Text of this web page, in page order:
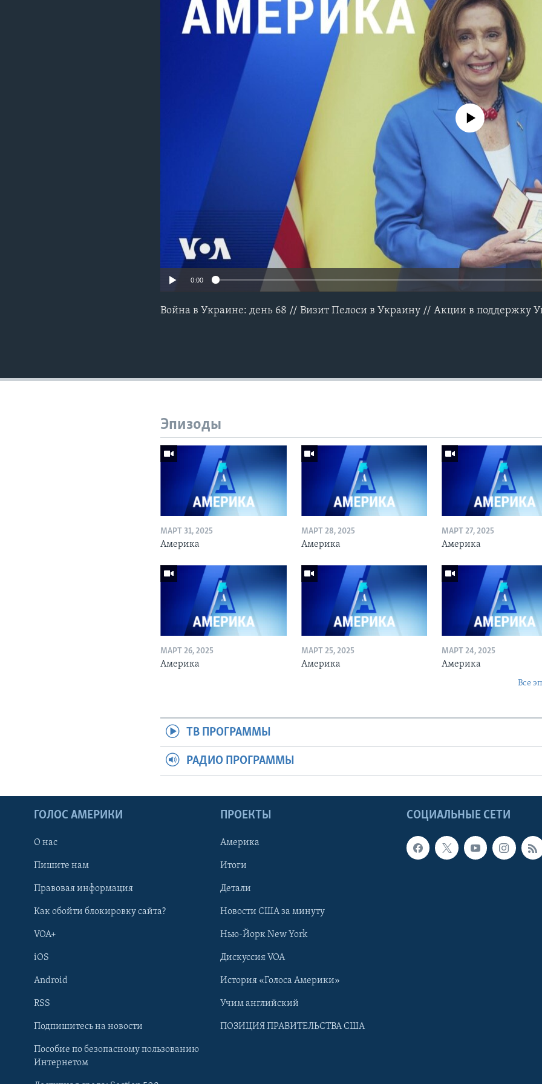
Learning English
No media source currently
0:00
Война в Украине: день 68 // Визит Пелоси в Украину // Акции в поддержку
Эпизоды
МАРТ 31, 2025
Америка
МАРТ 28, 2025
Америка
МАРТ 27, 2025
Америка
МАРТ 26, 2025
Америка
МАРТ 25, 2025
Америка
МАРТ 24, 2025
Америка
Все
ТВ ПРОГРАММЫ
РАДИО ПРОГРАММЫ
СОЦИАЛЬНЫЕ СЕТИ
ГОЛОС АМЕРИКИ
О нас
Пишите нам
Правовая информация
Как обойти блокировку сайта?
VOA+
iOS
Android
RSS
Подпишитесь на новости
Пособие по безопасному пользованию
Интернетом
ПРОЕКТЫ
Америка
Итоги
Детали
Новости США за минуту
Нью-Йорк New York
Дискуссия VOA
История «Голоса Америки»
Учим английский
ПОЗИЦИЯ ПРАВИТЕЛЬСТВА США